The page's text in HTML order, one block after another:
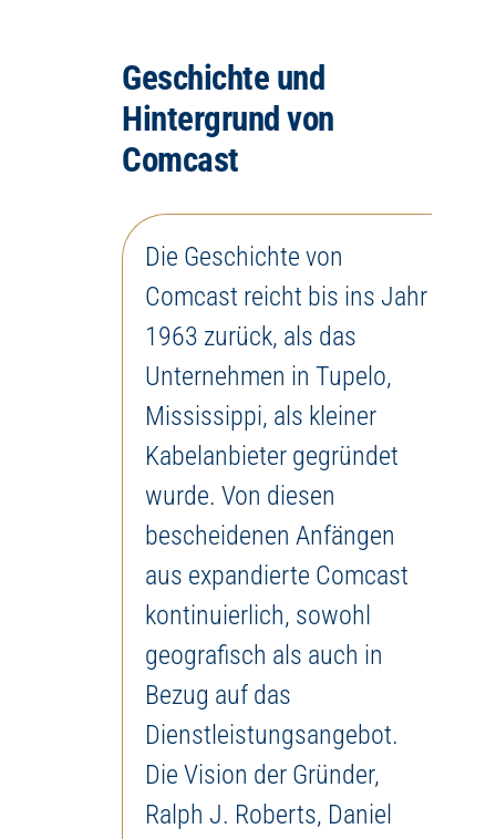
Geschichte und
Hintergrund von
Comcast
Die Geschichte von
Comcast reicht bis ins Jahr
1963 zurück, als das
Unternehmen in Tupelo,
Mississippi, als kleiner
Kabelanbieter gegründet
wurde. Von diesen
bescheidenen Anfängen
aus expandierte Comcast
kontinuierlich, sowohl
geografisch als auch in
Bezug auf das
Dienstleistungsangebot.
Die Vision der Gründer,
Ralph J. Roberts, Daniel